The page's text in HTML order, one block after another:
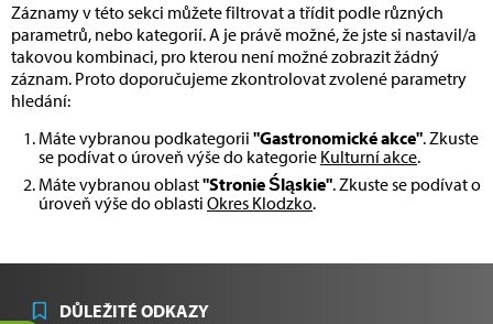
Záznamy v této sekci můžete filtrovat a třídit podle různých
parametrů, nebo kategorií. A je právě možné, že jste si nastavil/a
takovou kombinaci, pro kterou není možné zobrazit žádný
záznam. Proto doporučujeme zkontrolovat zvolené parametry
hledání:
Máte vybranou podkategorii "Gastronomické akce". Zkuste
se podívat o úroveň výše do kategorie Kulturní akce.
Máte vybranou oblast"Stronie Śląskie". Zkuste se podívat o
úroveň výše do oblasti Okres Klodzko.
DŮLEŽITÉ ODKAZY